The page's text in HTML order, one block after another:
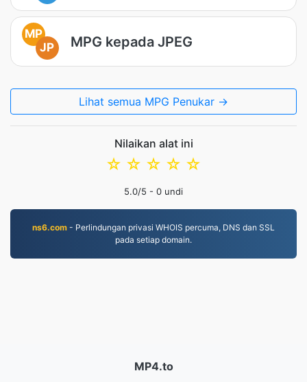
MP
JP
MPG kepada JPEG
Lihat semua MPG Penukar →
Nilaikan alat ini
☆
☆
☆
☆
☆
5.0/5 - 0 undi
ns6.com - Perlindungan privasi WHOIS percuma, DNS dan SSL
pada setiap domain.
MP4.to